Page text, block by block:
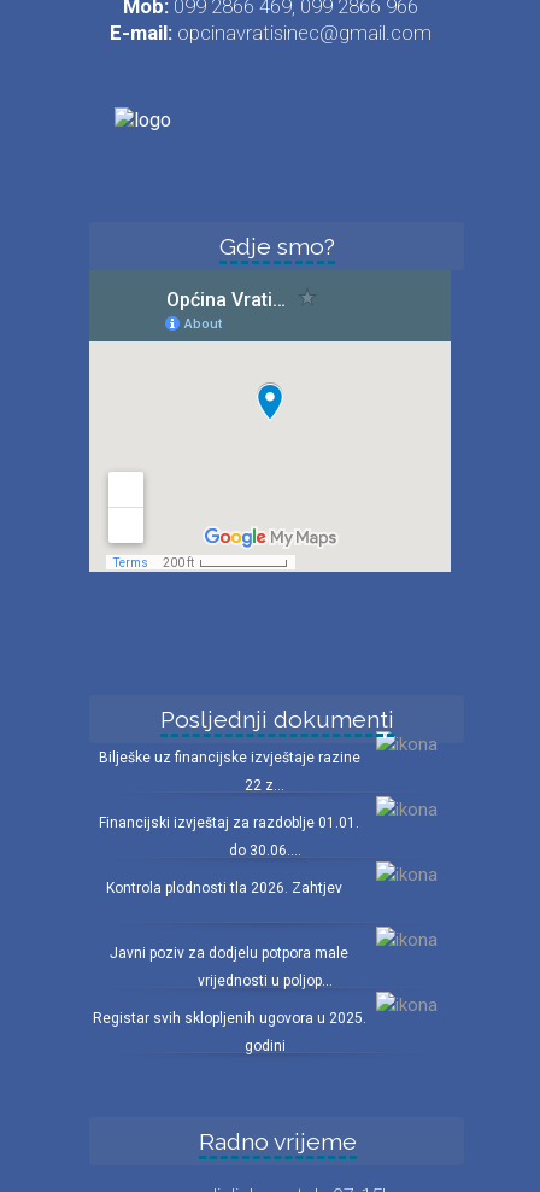
Mob: 099 2866 469, 099 2866 966
E-mail: opcinavratisinec@gmail.com
Gdje smo?
Posljednji dokumenti
Bilješke uz financijske izvještaje razine
22 z...
Financijski izvještaj za razdoblje 01.01.
do 30.06....
Kontrola plodnosti tla 2026. Zahtjev
Javni poziv za dodjelu potpora male
vrijednosti u poljop...
Registar svih sklopljenih ugovora u 2025.
godini
Radno vrijeme